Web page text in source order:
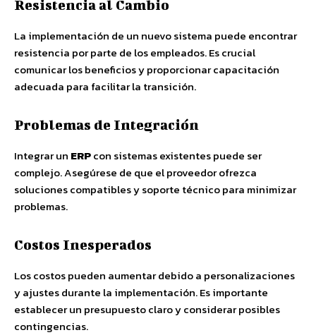
Resistencia al Cambio
La implementación de un nuevo sistema puede encontrar
resistencia por parte de los empleados. Es crucial
comunicar los beneficios y proporcionar capacitación
adecuada para facilitar la transición.
Problemas de Integración
Integrar un ERPcon sistemas existentes puede ser
complejo. Asegúrese de que el proveedor ofrezca
soluciones compatibles y soporte técnico para minimizar
problemas.
Costos Inesperados
Los costos pueden aumentar debido a personalizaciones
y ajustes durante la implementación. Es importante
establecer un presupuesto claro y considerar posibles
contingencias.